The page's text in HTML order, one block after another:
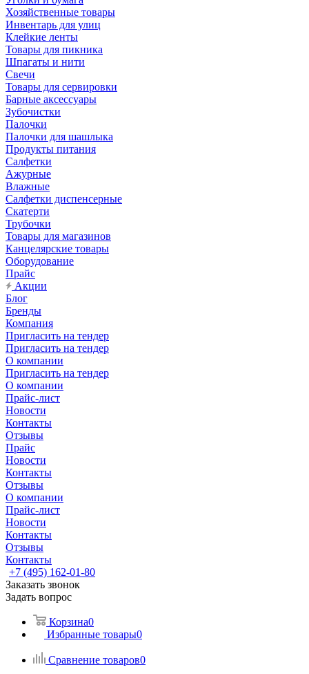
Хозяйственные товары
Инвентарь для улиц
Клейкие ленты
Товары для пикника
Шпагаты и нити
Свечи
Товары для сервировки
Барные аксессуары
Зубочистки
Палочки
Палочки для шашлыка
Продукты питания
Салфетки
Ажурные
Влажные
Салфетки диспенсерные
Скатерти
Трубочки
Товары для магазинов
Канцелярские товары
Оборудование
Прайс
Акции
Блог
Бренды
Компания
Пригласить на тендер
Пригласить на тендер
О компании
Пригласить на тендер
О компании
Прайс-лист
Новости
Контакты
Отзывы
Прайс
Новости
Контакты
Отзывы
О компании
Прайс-лист
Новости
Контакты
Отзывы
Контакты
+7 (495) 162-01-80
Заказать звонок
Задать вопрос
Корзина0
Избранные товары0
Сравнение товаров0